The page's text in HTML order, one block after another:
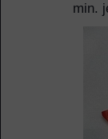
min.